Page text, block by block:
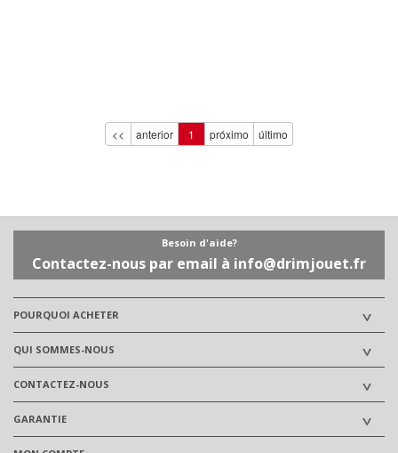
<< anterior 1 próximo último
Besoin d'aide?
Contactez-nous par email à info@drimjouet.fr
POURQUOI ACHETER
QUI SOMMES-NOUS
CONTACTEZ-NOUS
GARANTIE